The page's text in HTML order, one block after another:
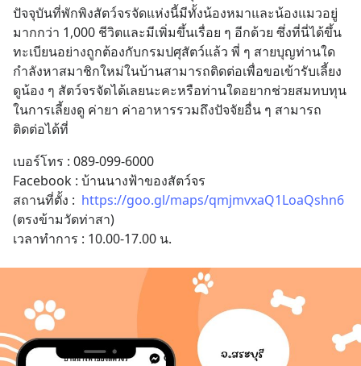
ปัจจุบันที่พักพิงสัตว์จรจัดแห่งนี้มีทั้งน้องหมาและน้องแมวอยู่
มากกว่า 1,000 ชีวิตและมีเพิ่มขึ้นเรื่อย ๆ อีกด้วย ซึ่งที่นี่ได้ขึ้น
ทะเบียนอย่างถูกต้องกับกรมปศุสัตว์แล้ว พี่ ๆ สายบุญท่านใด
กำลังหาสมาชิกใหม่ในบ้านสามารถติดต่อเพื่อขอเข้ารับเลี้ยง
ดูน้อง ๆ สัตว์จรจัดได้เลยนะคะหรือท่านใดอยากช่วยสมทบทุน
ในการเลี้ยงดู ค่ายา ค่าอาหารรวมถึงปัจจัยอื่น ๆ สามารถ
ติดต่อได้ที่
เบอร์โทร : 089-099-6000
Facebook : บ้านนางฟ้าของสัตว์จร
สถานที่ตั้ง : https://goo.gl/maps/qmjmvxaQ1LoaQshn6
(ตรงข้ามวัดท่าสา)
เวลาทำการ : 10.00-17.00 น.